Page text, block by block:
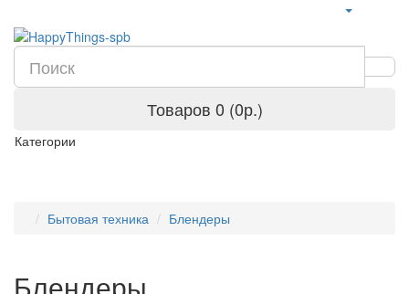
Товаров 0 (0р.)
Категории
Бытовая техника Блендеры